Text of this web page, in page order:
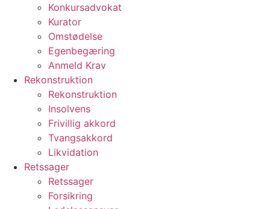
Konkursadvokat
Kurator
Omstødelse
Egenbegæring
Anmeld Krav
Rekonstruktion
Rekonstruktion
Insolvens
Frivillig akkord
Tvangsakkord
Likvidation
Retssager
Retssager
Forsikring